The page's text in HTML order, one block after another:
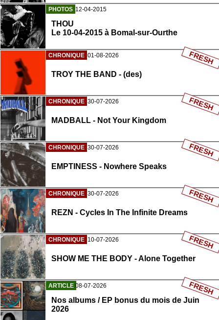
PHOTOS 12-04-2015
THOU
Le 10-04-2015 à Bomal-sur-Ourthe
CHRONIQUE 01-08-2026
TROY THE BAND - (des)
FRESH
CHRONIQUE 30-07-2026
MADBALL - Not Your Kingdom
FRESH
CHRONIQUE 30-07-2026
EMPTINESS - Nowhere Speaks
FRESH
CHRONIQUE 30-07-2026
REZN - Cycles In The Infinite Dreams
FRESH
CHRONIQUE 10-07-2026
SHOW ME THE BODY - Alone Together
FRESH
ARTICLE 08-07-2026
Nos albums / EP bonus du mois de Juin
2026
FRESH